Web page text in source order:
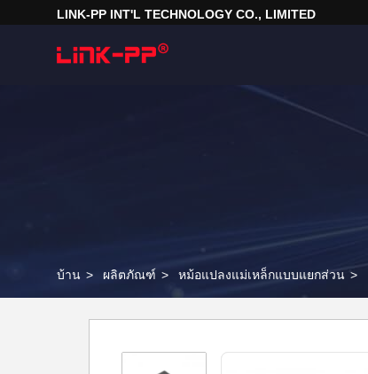
LINK-PP INT'L TECHNOLOGY CO., LIMITED
บ้าน > ผลิตภัณฑ์ > หม้อแปลงแม่เหล็กแบบแยกส่วน >